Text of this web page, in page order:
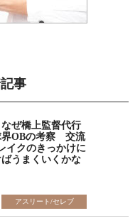
事
なぜ橋上監督代行
OBの考察 交流
クのきっかけに
うまくいくかな
アスリート/セレブ